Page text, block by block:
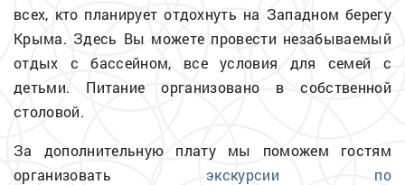
всех, кто планирует отдохнуть на Западном берегу
Крыма. Здесь Вы можете провести незабываемый
отдых с бассейном, все условия для семей с
детьми. Питание организовано в собственной
столовой.
За дополнительную плату мы поможем гостям
организовать экскурсии по